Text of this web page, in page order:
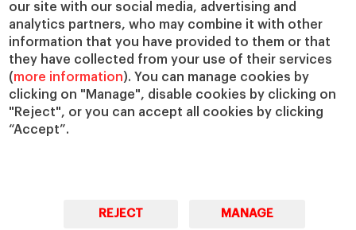
our site with our social media, advertising and
analytics partners, who may combine it with other
information that you have provided to them or that
they have collected from your use of their services
(more information). You can manage cookies by
clicking on "Manage", disable cookies by clicking on
"Reject", or you can accept all cookies by clicking
“Accept”.
REJECT MANAGE
Biblioteca
Canal de Compliance
Capellanía
IESE Shop
Jobs @IESE
Préstamos y becas